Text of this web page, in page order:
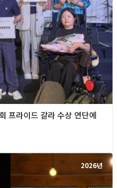
프라이드 갈라 수상 연단에
2026년